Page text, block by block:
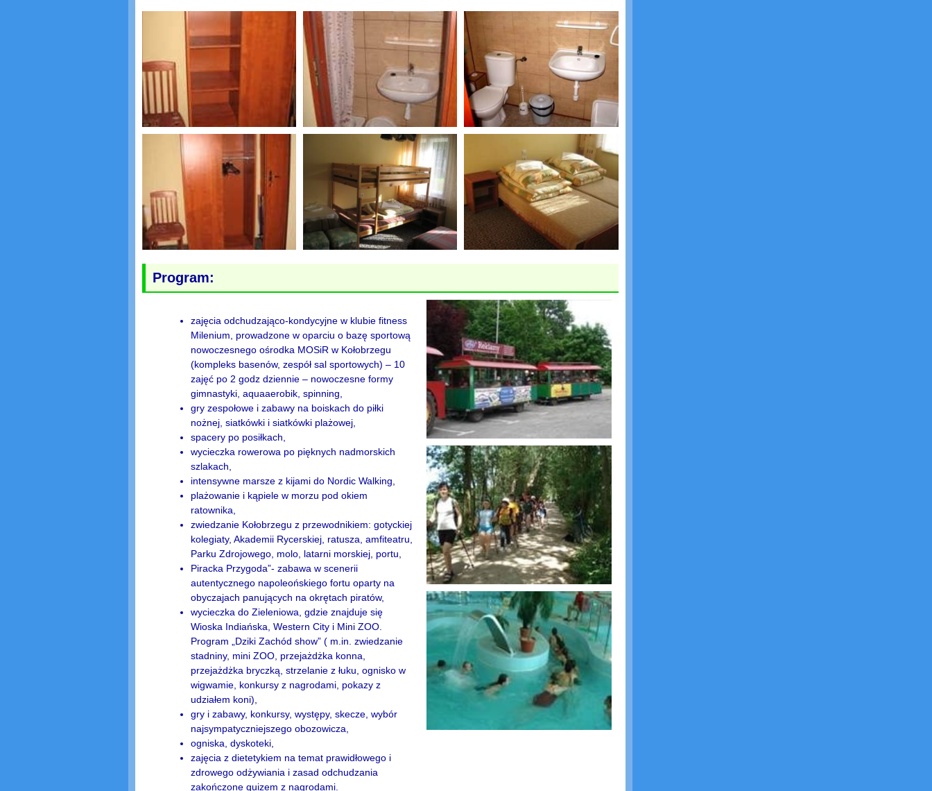
Program:
zajęcia odchudzająco-kondycyjne w klubie fitness
Milenium, prowadzone w oparciu o bazę sportową
nowoczesnego ośrodka MOSiR w Kołobrzegu
(kompleks basenów, zespół sal sportowych) – 10
zajęć po 2 godz dziennie – nowoczesne formy
gimnastyki, aquaaerobik, spinning,
gry zespołowe i zabawy na boiskach do piłki
nożnej, siatkówki i siatkówki plażowej,
spacery po posiłkach,
wycieczka rowerowa po pięknych nadmorskich
szlakach,
intensywne marsze z kijami do Nordic Walking,
plażowanie i kąpiele w morzu pod okiem
ratownika,
zwiedzanie Kołobrzegu z przewodnikiem: gotyckiej
kolegiaty, Akademii Rycerskiej, ratusza, amfiteatru,
Parku Zdrojowego, molo, latarni morskiej, portu,
Piracka Przygoda”- zabawa w scenerii
autentycznego napoleońskiego fortu oparty na
obyczajach panujących na okrętach piratów,
wycieczka do Zieleniowa, gdzie znajduje się
Wioska Indiańska, Western City i Mini ZOO.
Program „Dziki Zachód show” ( m.in. zwiedzanie
stadniny, mini ZOO, przejażdżka konna,
przejażdżka bryczką, strzelanie z łuku, ognisko w
wigwamie, konkursy z nagrodami, pokazy z
udziałem koni),
gry i zabawy, konkursy, występy, skecze, wybór
najsympatyczniejszego obozowicza,
ogniska, dyskoteki,
zajęcia z dietetykiem na temat prawidłowego i
zdrowego odżywiania i zasad odchudzania
zakończone quizem z nagrodami.